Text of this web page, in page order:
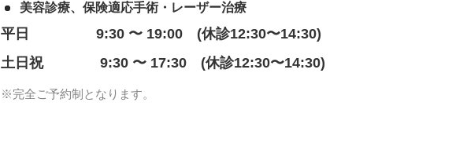
美容診療、保険適応手術・レーザー治療
平日
9:30 〜 19:00 (休診12:30〜14:30)
土日祝
9:30 〜 17:30 (休診12:30〜14:30)
※完全ご予約制となります。